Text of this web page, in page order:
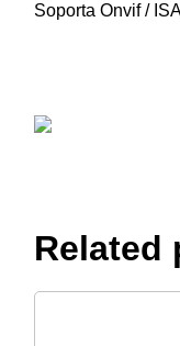
Soporta Onvif /
Related